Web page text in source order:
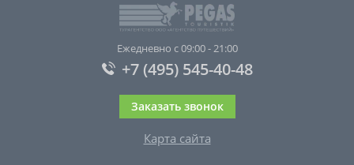
Ежедневно с 09:00 - 21:00
+7 (495) 545-40-48
Заказать звонок
Карта сайта